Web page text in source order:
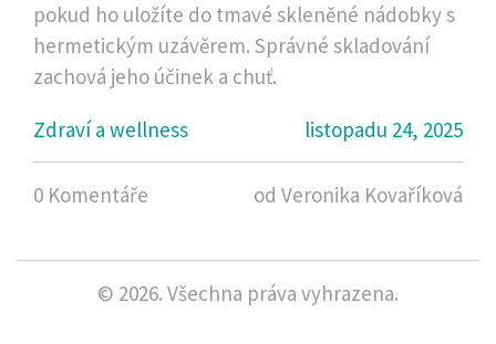
pokud ho uložíte do tmavé skleněné nádobky s
hermetickým uzávěrem. Správné skladování
zachová jeho účinek a chuť.
Zdraví a wellness
listopadu 24, 2025
0 Komentáře od Veronika Kovaříková
© 2026. Všechna práva vyhrazena.